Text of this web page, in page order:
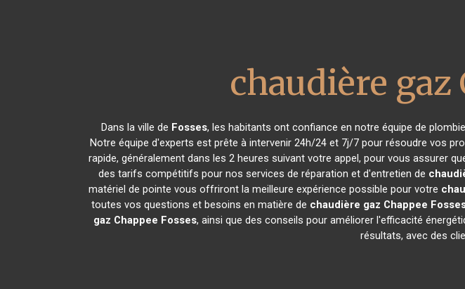
chaudière gaz
Dans la ville de Fosses, les habitants ont confiance en notre équipe de
Notre équipe d'experts est prête à intervenir 24h/24 et 7j/7 pour résoudre vos
rapide, généralement dans les 2 heures suivant votre appel, pour vous assurer
des tarifs compétitifs pour nos services de réparation et d'entretien de
matériel de pointe vous offriront la meilleure expérience possible pour votre
toutes vos questions et besoins en matière de chaudière gaz Chappee
gaz Chappee Fosses, ainsi que des conseils pour améliorer l'efficacité
résultats, avec des